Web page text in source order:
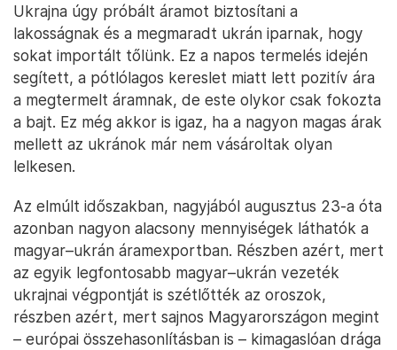
Ukrajna úgy próbált áramot biztosítani a
lakosságnak és a megmaradt ukrán iparnak, hogy
sokat importált tőlünk. Ez a napos termelés idején
segített, a pótlólagos kereslet miatt lett pozitív ára
a megtermelt áramnak, de este olykor csak fokozta
a bajt. Ez még akkor is igaz, ha a nagyon magas árak
mellett az ukránok már nem vásároltak olyan
lelkesen.
Az elmúlt időszakban, nagyjából augusztus 23-a óta
azonban nagyon alacsony mennyiségek láthatók a
magyar–ukrán áramexportban. Részben azért, mert
az egyik legfontosabb magyar–ukrán vezeték
ukrajnai végpontját is szétlőtték az oroszok,
részben azért, mert sajnos Magyarországon megint
– európai összehasonlításban is – kimagaslóan drága